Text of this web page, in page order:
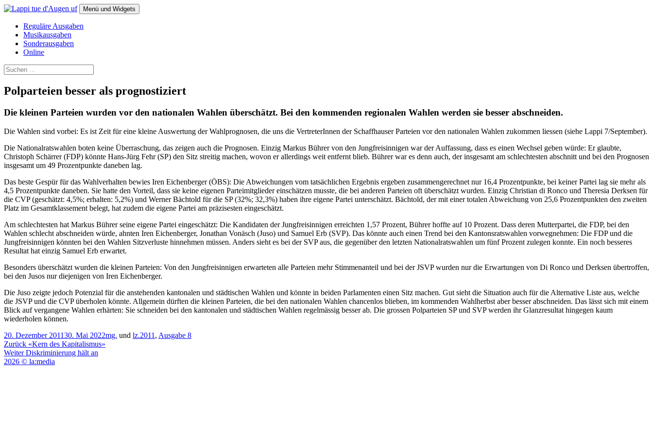
Zum
springen
Lappi tue d'Augen uf
Das Magazin für alternative Politik
Menü und Widgets
Reguläre Ausgaben
Musikausgaben
Sonderausgaben
Online
Suchen
nach:
Polparteien besser als prognostiziert
Die kleinen Parteien wurden vor den nationalen Wahlen überschätzt. Bei den kommenden regionalen Wahlen werden sie besser abschneiden.
Die Wahlen sind vorbei: Es ist Zeit für eine kleine Auswertung der Wahlprognosen, die uns die VertreterInnen der Schaffhauser Parteien vor den nationalen Wahlen zukommen liessen (siehe Lappi 7/September).
Die Nationalratswahlen boten keine Überraschung, das zeigen auch die Prognosen. Einzig Markus Bührer von den Jungfreisinnigen war der Auffassung, dass es einen Wechsel geben würde: Er glaubte,
Christoph Schärrer (FDP) könnte Hans-Jürg Fehr (SP) den Sitz streitig machen, wovon er allerdings weit entfernt blieb. Bührer war es denn auch, der insgesamt am schlechtesten abschnitt und bei den Prognosen
insgesamt um 49 Prozentpunkte daneben lag.
Das beste Gespür für das Wahlverhalten bewies Iren Eichenberger (ÖBS): Die Abweichungen vom tatsächlichen Ergebnis ergeben zusammengerechnet nur 16,4 Prozentpunkte, bei keiner Partei lag sie mehr als
4,5 Prozentpunkte daneben. Sie hatte den Vorteil, dass sie keine eigenen Parteimitglieder einschätzen musste, die bei anderen Parteien oft überschätzt wurden. Einzig Christian di Ronco und Theresia Derksen für
die CVP (geschätzt: 4,5%; erhalten: 5,2%) und Werner Bächtold für die SP (32%; 32,3%) haben ihre eigene Partei unterschätzt. Bächtold, der mit einer totalen Abweichung von 25,6 Prozentpunkten den zweiten
Platz im Gesamtklassement belegt, hat zudem die eigene Partei am präzisesten eingeschätzt.
Am schlechtesten hat Markus Bührer seine eigene Partei eingeschätzt: Die Kandidaten der Jungfreisinnigen erreichten 1,57 Prozent, Bührer hoffte auf 10 Prozent. Dass deren Mutterpartei, die FDP, bei den
Wahlen schlecht abschneiden würde, ahnten Iren Eichenberger, Jonathan Vonäsch (Juso) und Samuel Erb (SVP). Das könnte auch einen Trend bei den Kantonsratswahlen vorwegnehmen: Die FDP und die
Jungfreisinnigen könnten bei den Wahlen Sitzverluste hinnehmen müssen. Anders sieht es bei der SVP aus, die gegenüber den letzten Nationalratswahlen um fünf Prozent zulegen konnte. Ein noch besseres
Resultat hat einzig Samuel Erb erwartet.
Besonders überschätzt wurden die kleinen Parteien: Von den Jungfreisinnigen erwarteten alle Parteien mehr Stimmenanteil und bei der JSVP wurden nur die Erwartungen von Di Ronco und Derksen übertroffen,
bei den Jusos nur diejenigen von Iren Eichenberger.
Die Juso zeigte jedoch Potenzial für die anstehenden kantonalen und städtischen Wahlen und könnte in beiden Parlamenten einen Sitz machen. Gut sieht die Situation auch für die Alternative Liste aus, welche
die JSVP und die CVP überholen könnte. Allgemein dürften die kleinen Parteien, die bei den nationalen Wahlen chancenlos blieben, im kommenden Wahlherbst aber besser abschneiden. Das lässt sich mit einem
Blick auf vergangene Wahlen erhärten: Sie schneiden bei den kantonalen und städtischen Wahlen regelmässig besser ab. Die grossen Polparteien SP und SVP werden ihr Glanzresultat hingegen kaum
wiederholen können.
Veröffentlicht
am
20. Dezember 201130. Mai 2022mg. und lz.Kategorien
2011 , Ausgabe 8
Beitragsnavigation
Zurück Vorheriger
Beitrag:
«Kern des Kapitalismus»
Weiter Nächster
Beitrag:
Diskriminierung hält an
2026 © la:media